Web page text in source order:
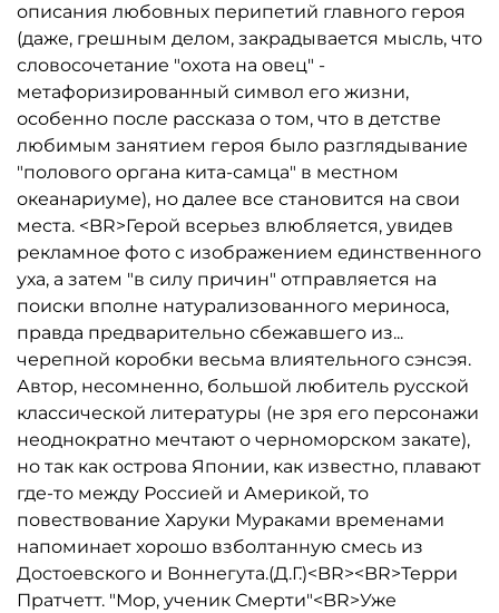
описания любовных перипетий главного героя
(даже, грешным делом, закрадывается мысль, что
словосочетание "охота на овец" -
метафоризированный символ его жизни,
особенно после рассказа о том, что в детстве
любимым занятием героя было разглядывание
"полового органа кита-самца" в местном
океанариуме), но далее все становится на свои
места. <BR>Герой всерьез влюбляется, увидев
рекламное фото с изображением единственного
уха, а затем "в силу причин" отправляется на
поиски вполне натурализованного мериноса,
правда предварительно сбежавшего из...
черепной коробки весьма влиятельного сэнсэя.
Автор, несомненно, большой любитель русской
классической литературы (не зря его персонажи
неоднократно мечтают о черноморском закате),
но так как острова Японии, как известно, плавают
где-то между Россией и Америкой, то
повествование Харуки Мураками временами
напоминает хорошо взболтанную смесь из
Достоевского и Воннегута.(Д.Г.)<BR><BR>Терри
Пратчетт. "Мор, ученик Смерти"<BR>Уже